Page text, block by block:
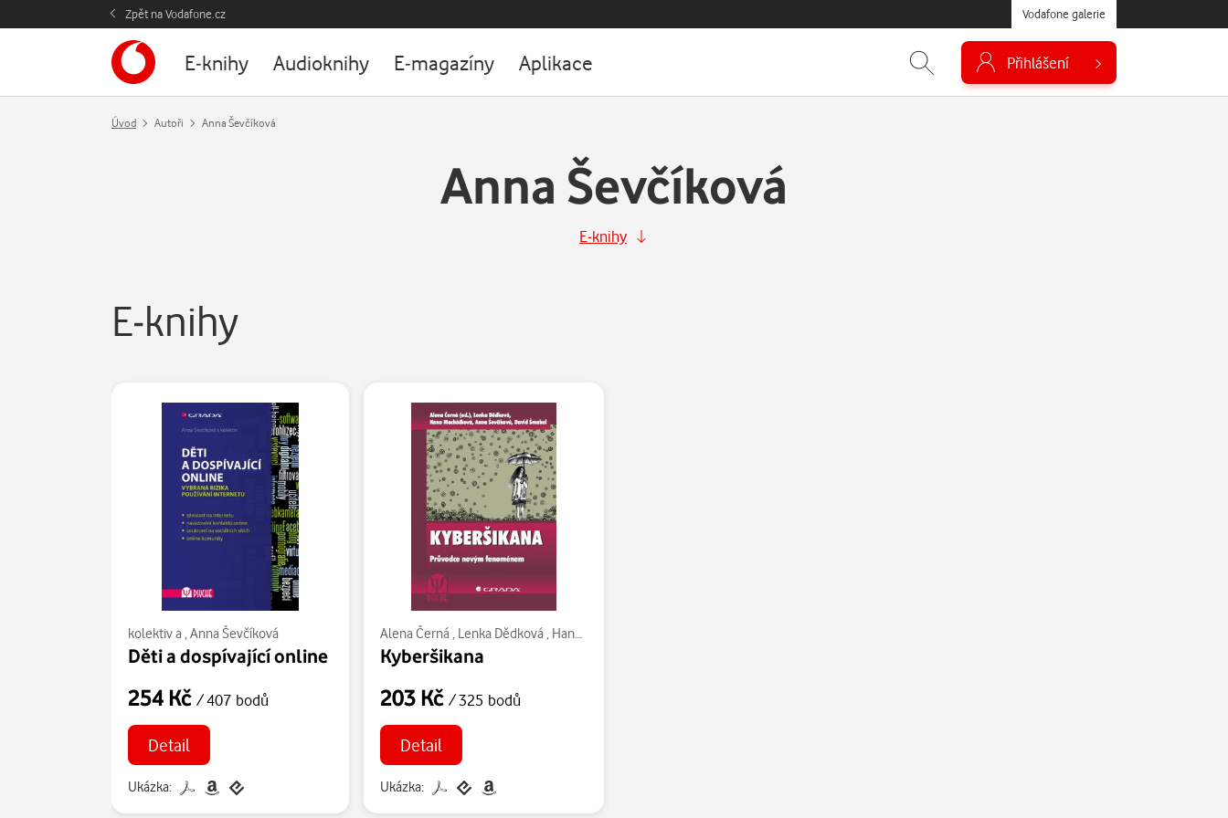
Zpět na Vodafone.cz Vodafone galerie
E-knihy Audioknihy E-magazíny Aplikace Přihlášení
Úvod Autoři Anna Ševčíková
Anna Ševčíková
E-knihy
E-knihy
kolektiv a , Anna Ševčíková
Děti a dospívající online
254 Kč / 407 bodů
Detail
Ukázka:
Alena Černá , Lenka Dědková , Hana Macháčková
Kyberšikana
203 Kč / 325 bodů
Detail
Ukázka: